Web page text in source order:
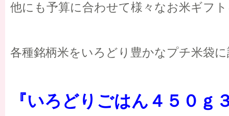
他にも予算に合わせて様々なお米ギフ
各種銘柄米をいろどり豊かなプチ米袋
『いろどりごはん４５０ｇ